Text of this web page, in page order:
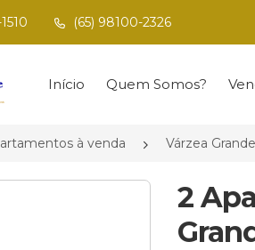
(65) 98100-2326
Início Quem Somos?
à venda Várzea
2